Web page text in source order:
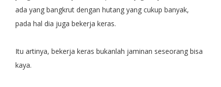
ada yang bangkrut dengan hutang yang cukup banyak,
pada hal dia juga bekerja keras.
Itu artinya, bekerja keras bukanlah jaminan seseorang bisa
kaya.